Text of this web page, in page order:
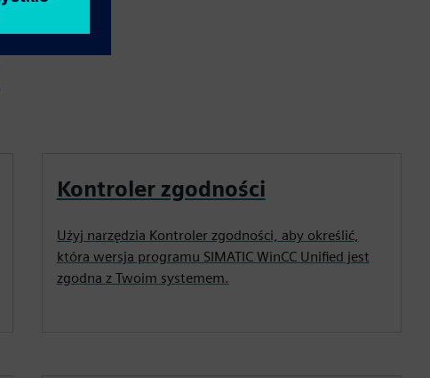
Kontroler zgodności
Użyj narzędzia Kontroler zgodności, aby określić,
która wersja programu SIMATIC WinCC Unified jest
zgodna z Twoim systemem.